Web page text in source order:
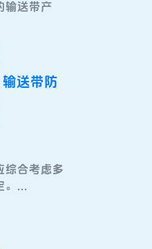
输送带产
输送带防
综合考虑多
。...